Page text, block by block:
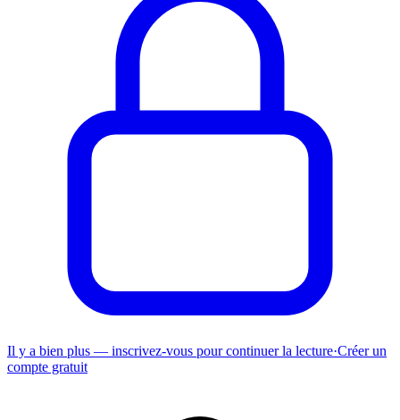
Il y a bien plus — inscrivez-vous pour continuer la lecture·Créer un
compte gratuit